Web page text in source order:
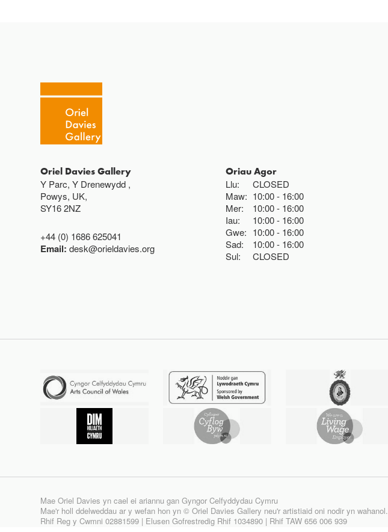
Oriel Davies Gallery
Y Parc, Y Drenewydd ,
Powys, UK,
SY16 2NZ
+44 (0) 1686 625041
Email:desk@orieldavies.org
Oriau Agor
Llu:
CLOSED
Maw: 10:00
16:00
Mer:
10:00
16:00
Iau:
10:00
16:00
Gwe: 10:00
16:00
Sad:
10:00
16:00
Sul:
CLOSED
Mae Oriel Davies yn cael ei ariannu gan Gyngor Celfyddydau Cymru
Mae'r holl ddelweddau ar y wefan hon yn © Oriel Davies Gallery neu'r artistiaid oni nodir yn wahanol.
Rhif Reg y Cwmni 02881599 | Elusen Gofrestredig Rhif 1034890 | Rhif TAW 656 006 939